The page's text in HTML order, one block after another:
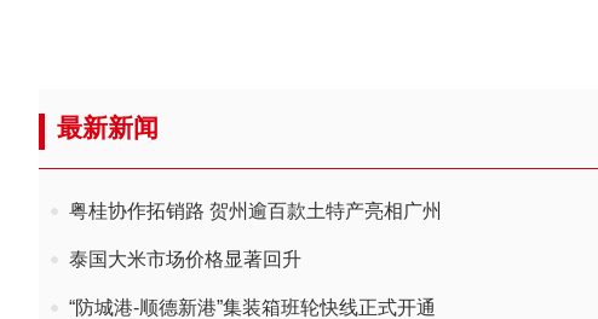
最新新闻
粤桂协作拓销路 贺州逾百款土特产亮相广州
泰国大米市场价格显著回升
“防城港-顺德新港”集装箱班轮快线正式开通